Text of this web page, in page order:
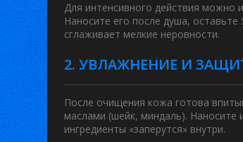
Для интенсивного действия можно
Наносите его после душа,
сглаживает мелкие неровности.
2. УВЛАЖНЕНИЕ И
После очищения кожа готова
маслами (шейк, миндаль). Наносите
ингредиенты «заперутся» внутри.